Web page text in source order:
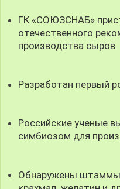
ГК «СОЮЗСНАБ»
отечественного
производства сыров
Разработан первый
Российские ученые
симбиозом для
Обнаружены